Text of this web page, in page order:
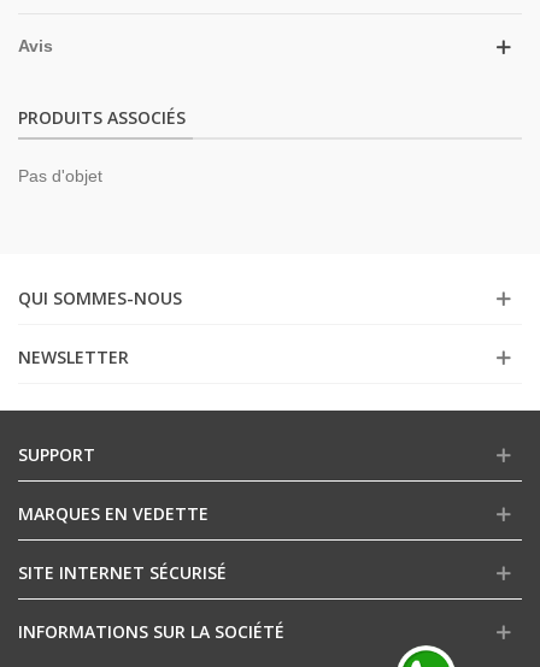
Avis
PRODUITS ASSOCIÉS
Pas d'objet
QUI SOMMES-NOUS
NEWSLETTER
SUPPORT
MARQUES EN VEDETTE
SITE INTERNET SÉCURISÉ
INFORMATIONS SUR LA SOCIÉTÉ